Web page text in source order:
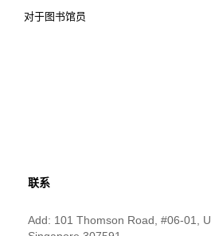
对于图书馆员
联系
Add: 101 Thomson Road, #06-01,